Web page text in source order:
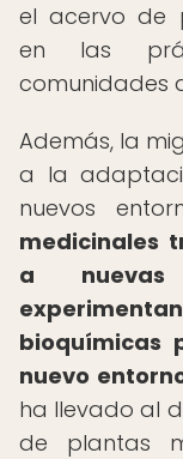
el acervo de
en las
comunidades
Además, la
a la
nuevos
medicinales
a
bioquímicas
nuevo
ha llevado al
de plantas